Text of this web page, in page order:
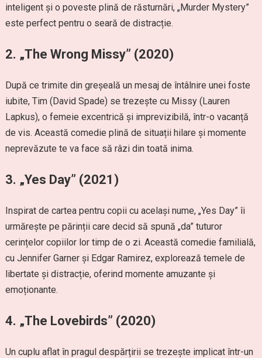
inteligent și o poveste plină de răsturnări, „Murder Mystery”
este perfect pentru o seară de distracție.
2. „The Wrong Missy” (2020)
După ce trimite din greșeală un mesaj de întâlnire unei foste
iubite, Tim (David Spade) se trezește cu Missy (Lauren
Lapkus), o femeie excentrică și imprevizibilă, într-o vacanță
de vis. Această comedie plină de situații hilare și momente
neprevăzute te va face să râzi din toată inima.
3. „Yes Day” (2021)
Inspirat de cartea pentru copii cu același nume, „Yes Day” îi
urmărește pe părinții care decid să spună „da” tuturor
cerințelor copiilor lor timp de o zi. Această comedie familială,
cu Jennifer Garner și Edgar Ramirez, explorează temele de
libertate și distracție, oferind momente amuzante și
emoționante.
4. „The Lovebirds” (2020)
Un cuplu aflat în pragul despărțirii se trezește implicat într-un